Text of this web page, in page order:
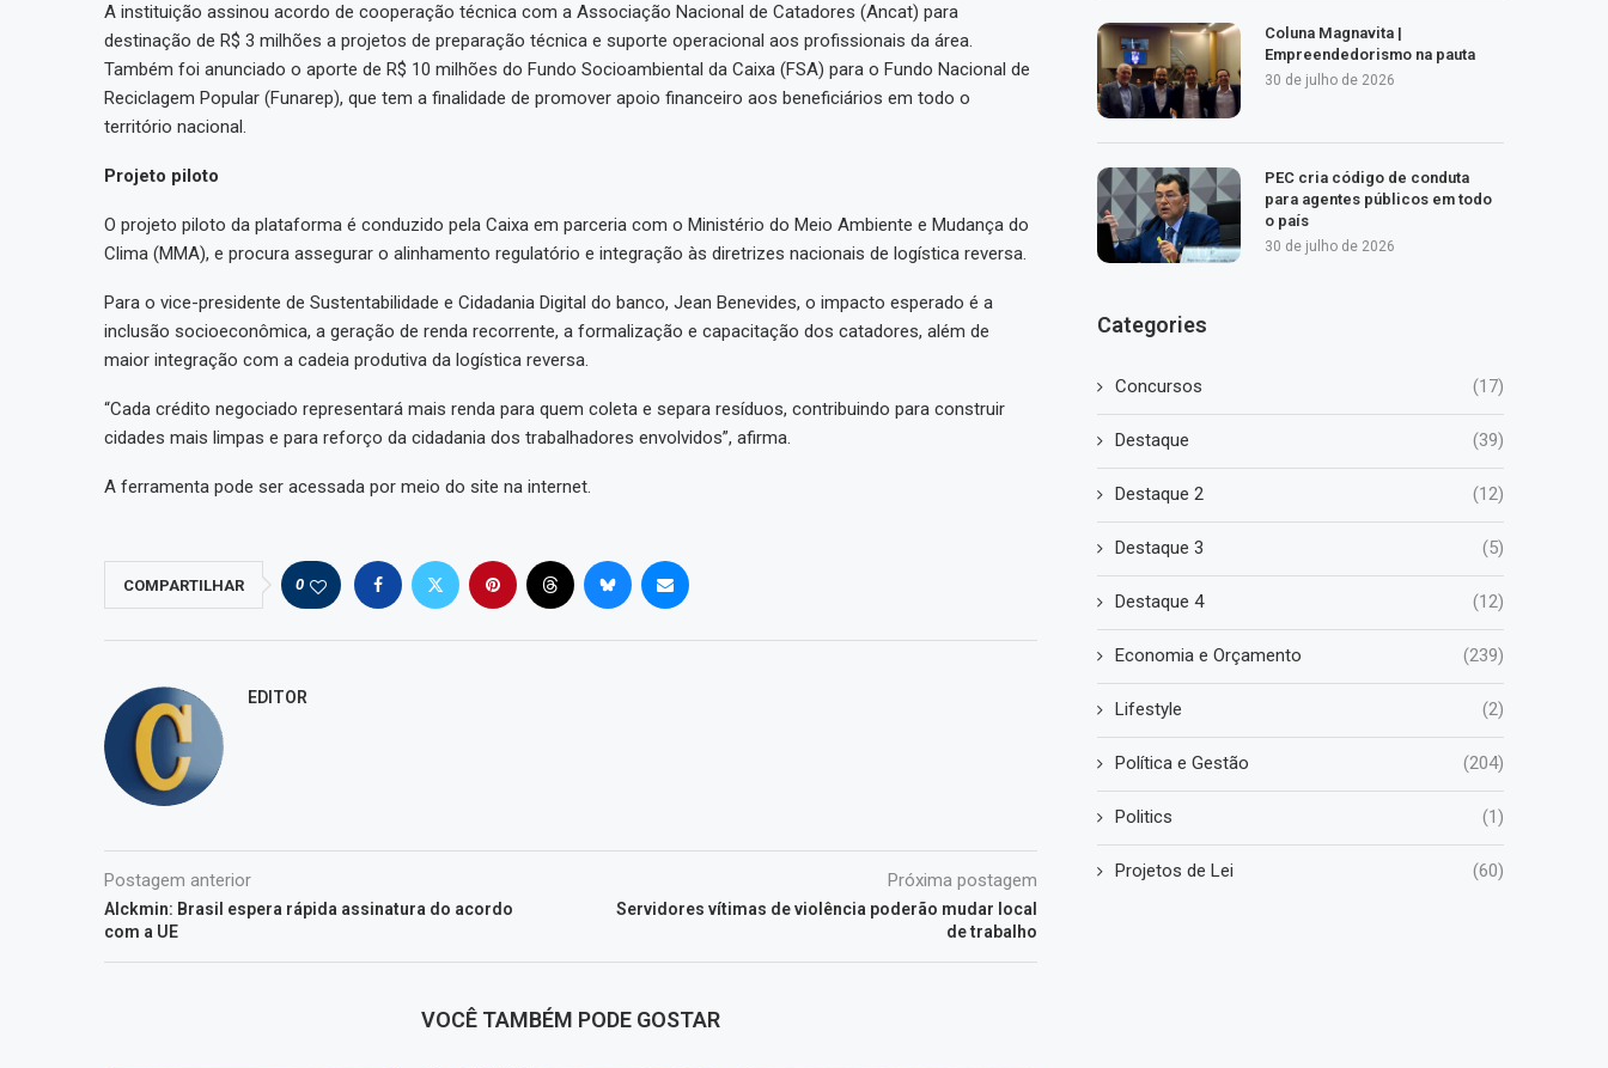
A instituição assinou acordo de cooperação técnica com a Associação Nacional de Catadores (Ancat) para
destinação de R$ 3 milhões a projetos de preparação técnica e suporte operacional aos profissionais da área.
Também foi anunciado o aporte de R$ 10 milhões do Fundo Socioambiental da Caixa (FSA) para o Fundo Nacional de
Reciclagem Popular (Funarep), que tem a finalidade de promover apoio financeiro aos beneficiários em todo o
território nacional.
Projeto piloto
O projeto piloto da plataforma é conduzido pela Caixa em parceria com o Ministério do Meio Ambiente e Mudança do
Clima (MMA), e procura assegurar o alinhamento regulatório e integração às diretrizes nacionais de logística reversa.
Para o vice-presidente de Sustentabilidade e Cidadania Digital do banco, Jean Benevides, o impacto esperado é a
inclusão socioeconômica, a geração de renda recorrente, a formalização e capacitação dos catadores, além de
maior integração com a cadeia produtiva da logística reversa.
“Cada crédito negociado representará mais renda para quem coleta e separa resíduos, contribuindo para construir
cidades mais limpas e para reforço da cidadania dos trabalhadores envolvidos”, afirma.
A ferramenta pode ser acessada por meio do site na internet.
COMPARTILHAR 0
EDITOR
Postagem anterior
Alckmin: Brasil espera rápida assinatura do acordo
com a UE
Próxima postagem
Servidores vítimas de violência poderão mudar local
de trabalho
VOCÊ TAMBÉM PODE GOSTAR
Coluna Magnavita |
Empreendedorismo na pauta
30 de julho de 2026
PEC cria código de conduta
para agentes públicos em todo
o país
30 de julho de 2026
Categories
Concursos (17)
Destaque (39)
Destaque 2 (12)
Destaque 3 (5)
Destaque 4 (12)
Economia e Orçamento (239)
Lifestyle (2)
Política e Gestão (204)
Politics (1)
Projetos de Lei (60)